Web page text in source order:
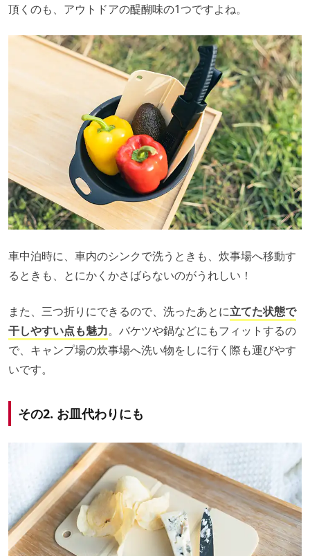
頂くのも、アウトドアの醍醐味の1つですよね。
車中泊時に、車内のシンクで洗うときも、炊事場へ移動す
るときも、とにかくかさばらないのがうれしい！
また、三つ折りにできるので、洗ったあとに立てた状態で
干しやすい点も魅力。バケツや鍋などにもフィットするの
で、キャンプ場の炊事場へ洗い物をしに行く際も運びやす
いです。
その2. お皿代わりにも